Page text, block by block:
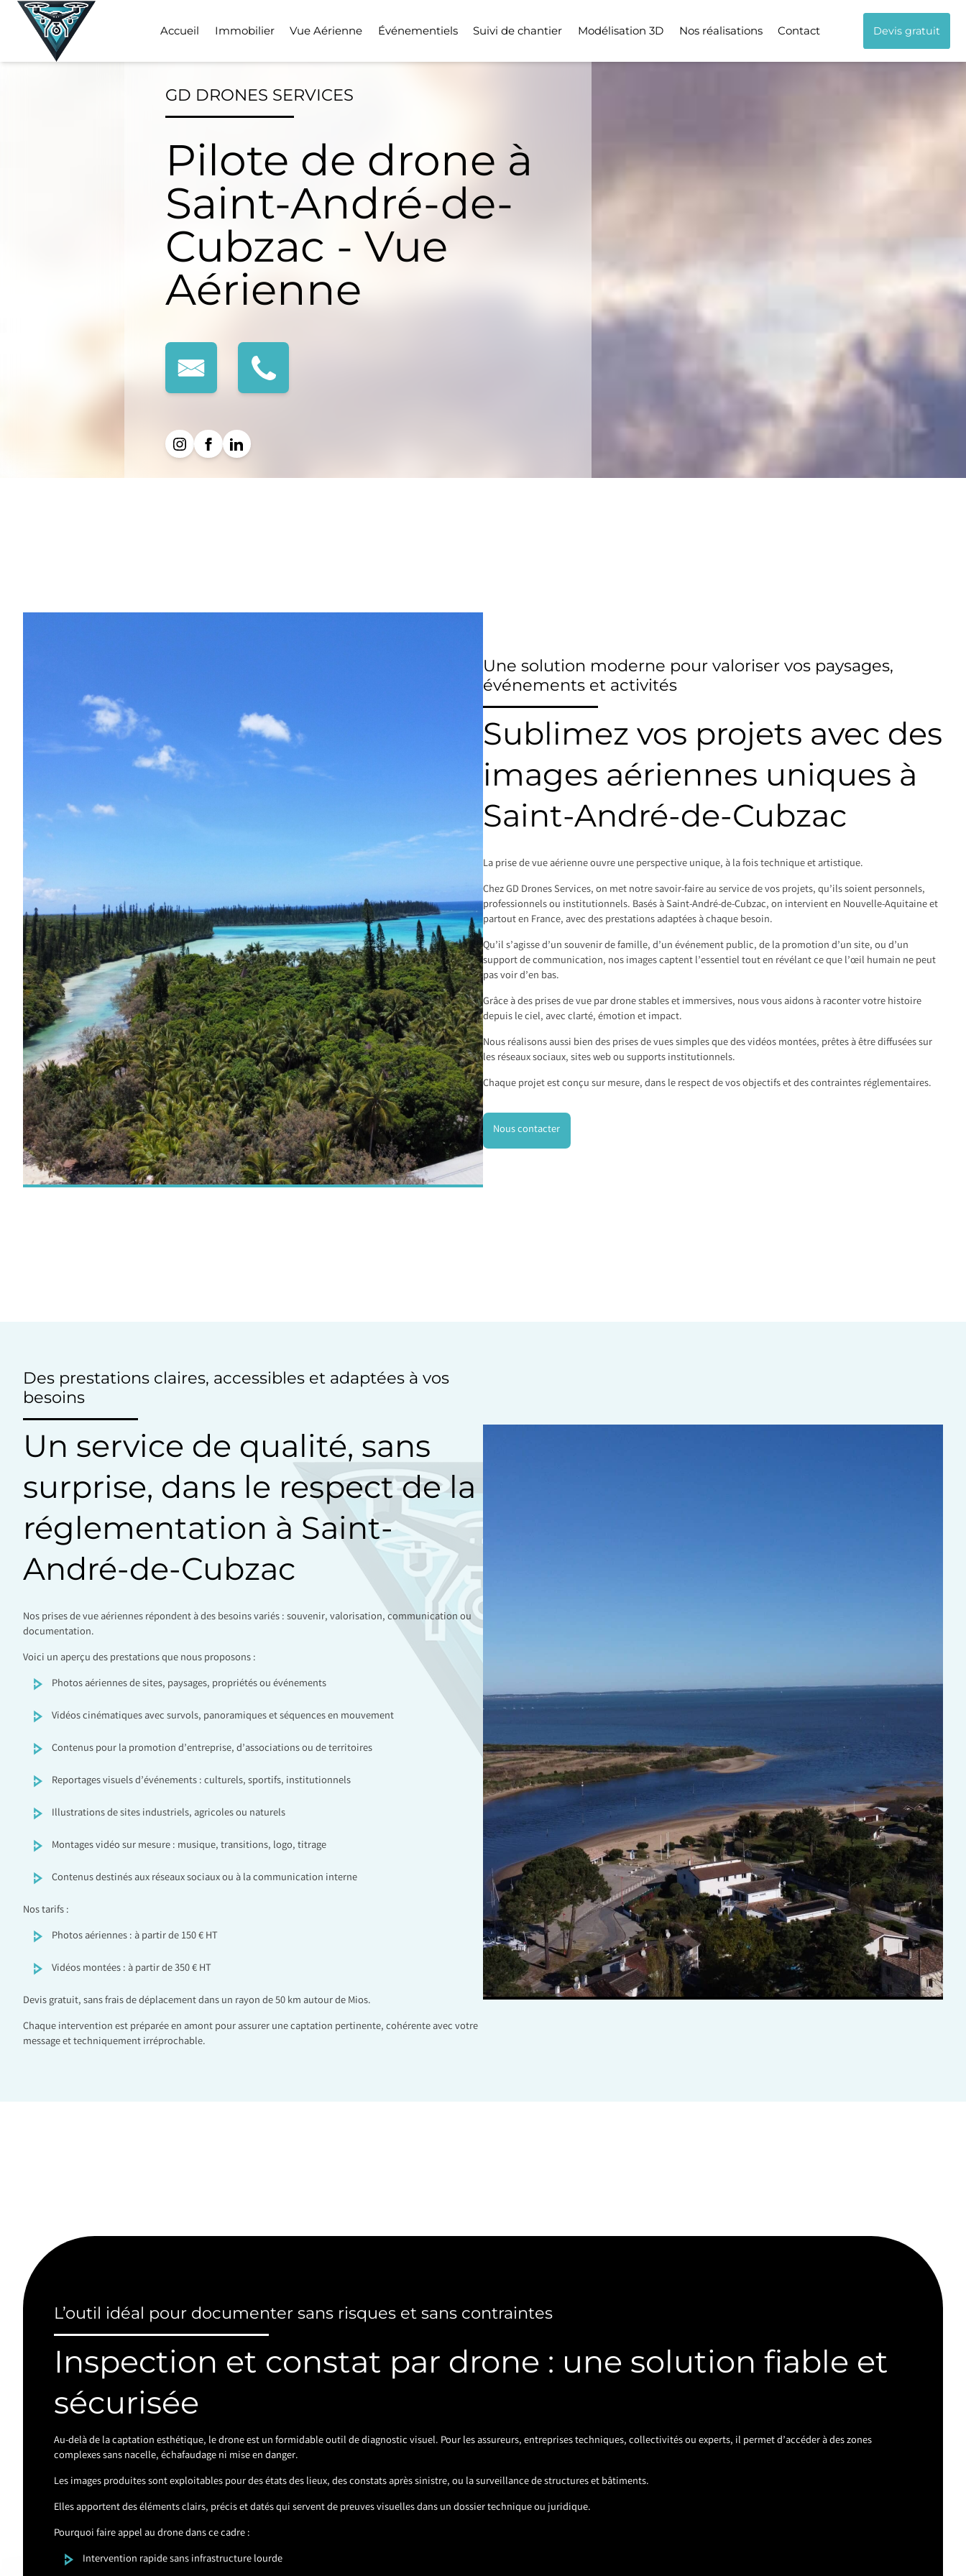
Skip
Accueil Immobilier Vue Aérienne Événementiels Suivi de chantier Modélisation 3D Nos réalisations Contact Devis gratuit
GD DRONES SERVICES
Pilote de drone à
Saint-André-de-
Cubzac - Vue
Aérienne
Une solution moderne pour valoriser vos paysages,
événements et activités
Sublimez vos projets avec des
images aériennes uniques à
Saint-André-de-Cubzac
La prise de vue aérienne ouvre une perspective unique, à la fois technique et artistique.
Chez GD Drones Services, on met notre savoir-faire au service de vos projets, qu’ils soient personnels,
professionnels ou institutionnels. Basés à Saint-André-de-Cubzac, on intervient en Nouvelle-Aquitaine et
partout en France, avec des prestations adaptées à chaque besoin.
Qu’il s’agisse d’un souvenir de famille, d’un événement public, de la promotion d’un site, ou d’un
support de communication, nos images captent l’essentiel tout en révélant ce que l’œil humain ne peut
pas voir d’en bas.
Grâce à des prises de vue par drone stables et immersives, nous vous aidons à raconter votre histoire
depuis le ciel, avec clarté, émotion et impact.
Nous réalisons aussi bien des prises de vues simples que des vidéos montées, prêtes à être diffusées sur
les réseaux sociaux, sites web ou supports institutionnels.
Chaque projet est conçu sur mesure, dans le respect de vos objectifs et des contraintes réglementaires.
Nous contacter
Des prestations claires, accessibles et adaptées à vos
besoins
Un service de qualité, sans
surprise, dans le respect de la
réglementation à Saint-
André-de-Cubzac
Nos prises de vue aériennes répondent à des besoins variés : souvenir, valorisation, communication ou
documentation.
Voici un aperçu des prestations que nous proposons :
Photos aériennes de sites, paysages, propriétés ou événements
Vidéos cinématiques avec survols, panoramiques et séquences en mouvement
Contenus pour la promotion d’entreprise, d’associations ou de territoires
Reportages visuels d’événements : culturels, sportifs, institutionnels
Illustrations de sites industriels, agricoles ou naturels
Montages vidéo sur mesure : musique, transitions, logo, titrage
Contenus destinés aux réseaux sociaux ou à la communication interne
Nos tarifs :
Photos aériennes : à partir de 150 € HT
Vidéos montées : à partir de 350 € HT
Devis gratuit, sans frais de déplacement dans un rayon de 50 km autour de Mios.
Chaque intervention est préparée en amont pour assurer une captation pertinente, cohérente avec votre
message et techniquement irréprochable.
L’outil idéal pour documenter sans risques et sans contraintes
Inspection et constat par drone : une solution fiable et
sécurisée
Au-delà de la captation esthétique, le drone est un formidable outil de diagnostic visuel. Pour les assureurs, entreprises techniques, collectivités ou experts, il permet d’accéder à des zones
complexes sans nacelle, échafaudage ni mise en danger.
Les images produites sont exploitables pour des états des lieux, des constats après sinistre, ou la surveillance de structures et bâtiments.
Elles apportent des éléments clairs, précis et datés qui servent de preuves visuelles dans un dossier technique ou juridique.
Pourquoi faire appel au drone dans ce cadre :
Intervention rapide sans infrastructure lourde